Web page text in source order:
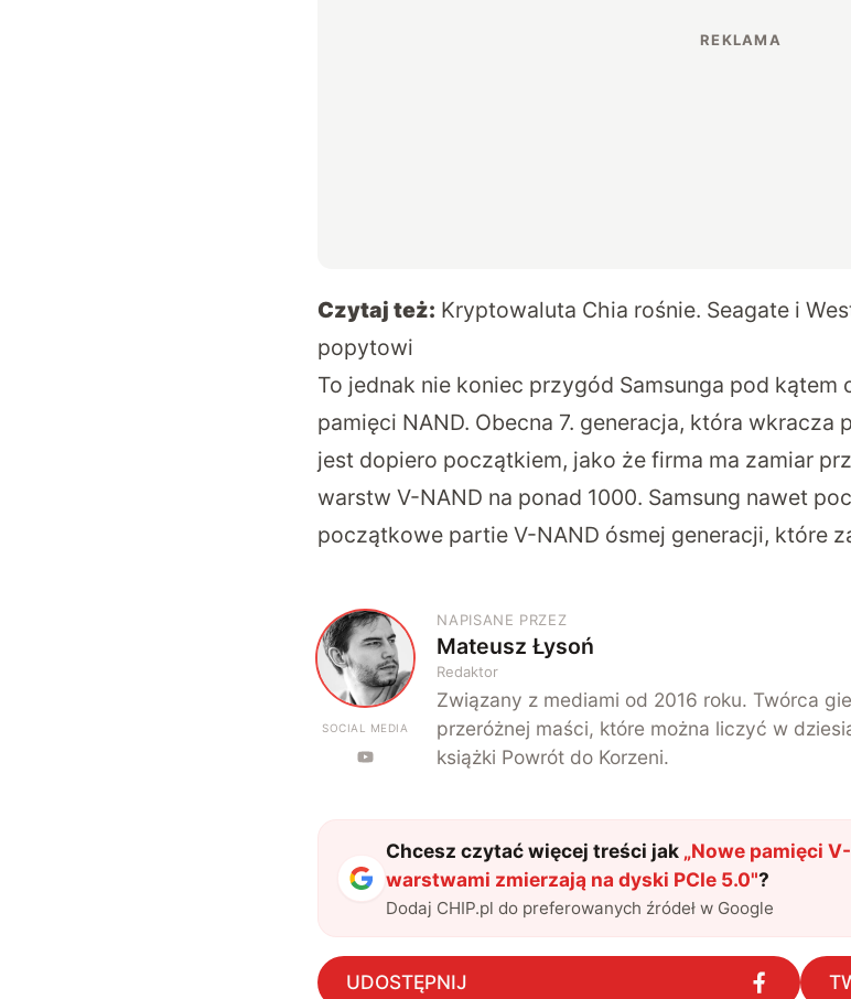
Czytaj też: Kryptowaluta Chia rośnie. Seagate i
popytowi
To jednak nie koniec przygód Samsunga pod
pamięci NAND. Obecna 7. generacja, która
jest dopiero początkiem, jako że firma ma zamiar
warstw V-NAND na ponad 1000. Samsung nawet
początkowe partie V-NAND ósmej generacji, które
M
SOCIAL MEDIA
NAPISANE PRZEZ
Mateusz Łysoń
Redaktor
Związany z mediami od 2016 roku. Twórca
przeróżnej maści, które można liczyć w
książki Powrót do Korzeni.
Chcesz czytać więcej treści jak „Nowe pamięci
warstwami zmierzają na dyski PCIe 5.0"?
Dodaj CHIP.pl do preferowanych źródeł w Google
UDOSTĘPNIJ